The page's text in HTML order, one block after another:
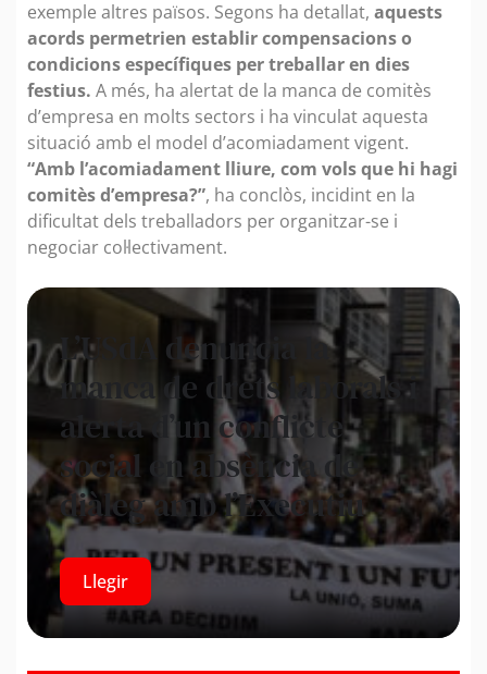
exemple altres països. Segons ha detallat, aquests
acords permetrien establir compensacions o
condicions específiques per treballar en dies
festius. A més, ha alertat de la manca de comitès
d’empresa en molts sectors i ha vinculat aquesta
situació amb el model d’acomiadament vigent.
“Amb l’acomiadament lliure, com vols que hi hagi
comitès d’empresa?”, ha conclòs, incidint en la
dificultat dels treballadors per organitzar-se i
negociar col·lectivament.
L’USdA denuncia la
manca de drets laborals i
alerta d’un conflicte
social en absència de
diàleg amb l’Executiu
Llegir